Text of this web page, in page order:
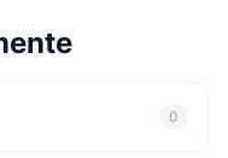
0